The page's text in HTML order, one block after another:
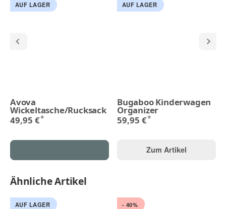
AUF LAGER
Avova
Wickeltasche/Rucksack
49,95 €*
AUF LAGER
Bugaboo Kinderwagen
Organizer
59,95 €*
Zum Artikel
Ähnliche Artikel
AUF LAGER - 40%